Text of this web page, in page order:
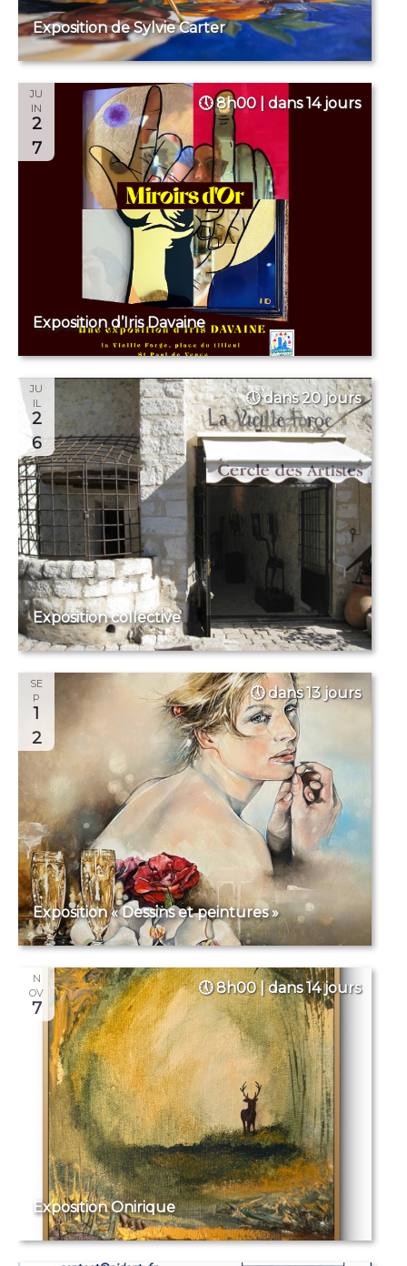
Exposition de Sylvie Carter
JU
IN
2
7
8h00 | dans 14 jours
Exposition d’Iris Davaine
JU
IL
2
6
dans 20 jours
Exposition collective
SE
P
1
2
dans 13 jours
Exposition « Dessins et peintures »
N
OV
7
8h00 | dans 14 jours
Exposition Onirique